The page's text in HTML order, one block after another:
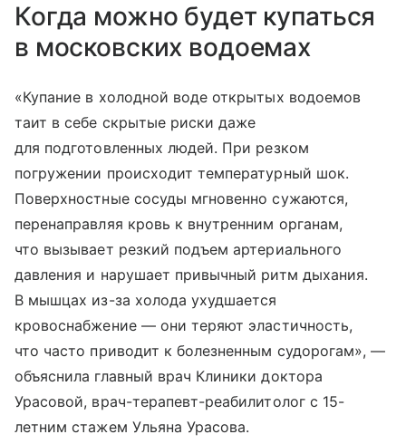
Когда можно будет купаться
в московских водоемах
«Купание в холодной воде открытых водоемов
таит в себе скрытые риски даже
для подготовленных людей. При резком
погружении происходит температурный шок.
Поверхностные сосуды мгновенно сужаются,
перенаправляя кровь к внутренним органам,
что вызывает резкий подъем артериального
давления и нарушает привычный ритм дыхания.
В мышцах из-за холода ухудшается
кровоснабжение — они теряют эластичность,
что часто приводит к болезненным судорогам», —
объяснила главный врач Клиники доктора
Урасовой, врач-терапевт-реабилитолог с 15-
летним стажем Ульяна Урасова.